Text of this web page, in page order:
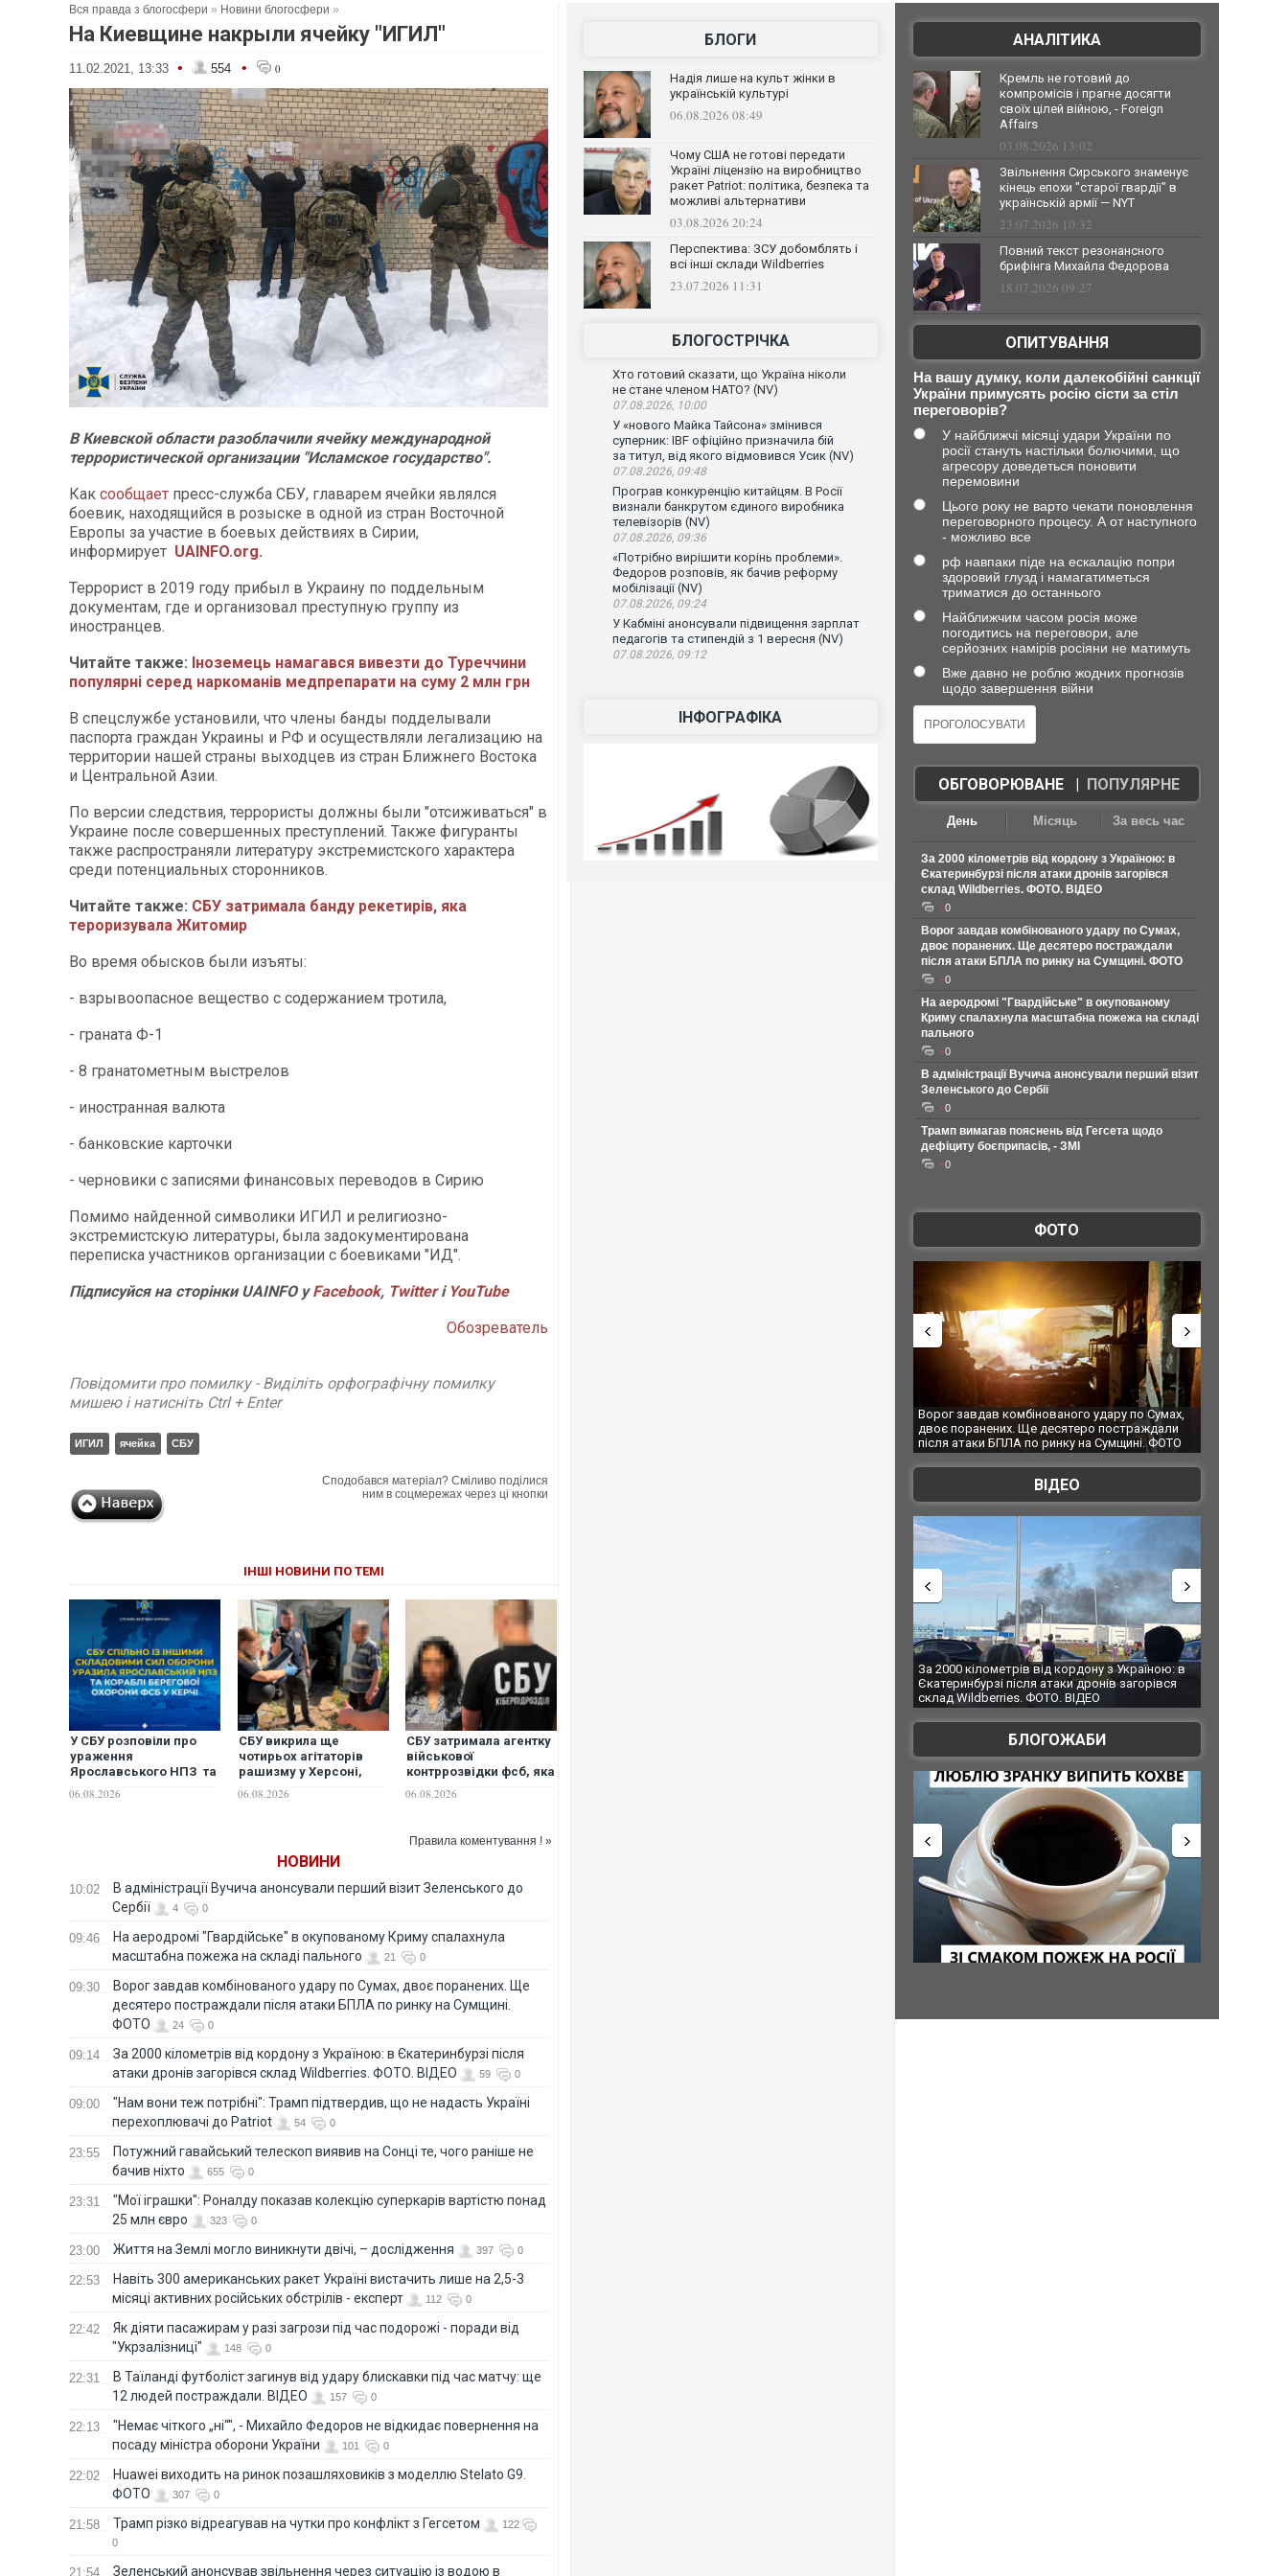
Вся правда з блогосфери » Новини блогосфери »
На Киевщине накрыли ячейку "ИГИЛ"
11.02.2021, 13:33 • 554 • 0
В Киевской области разоблачили ячейку международной
террористической организации "Исламское государство".
Как сообщает пресс-служба СБУ, главарем ячейки являлся
боевик, находящийся в розыске в одной из стран Восточной
Европы за участие в боевых действиях в Сирии,
информирует UAINFO.org.
Террорист в 2019 году прибыл в Украину по поддельным
документам, где и организовал преступную группу из
иностранцев.
Читайте также: Іноземець намагався вивезти до Туреччини
популярні серед наркоманів медпрепарати на суму 2 млн грн
В спецслужбе установили, что члены банды подделывали
паспорта граждан Украины и РФ и осуществляли легализацию на
территории нашей страны выходцев из стран Ближнего Востока
и Центральной Азии.
По версии следствия, террористы должны были "отсиживаться" в
Украине после совершенных преступлений. Также фигуранты
также распространяли литературу экстремистского характера
среди потенциальных сторонников.
Читайте также: СБУ затримала банду рекетирів, яка
тероризувала Житомир
Во время обысков были изъяты:
- взрывоопасное вещество с содержанием тротила,
- граната Ф-1
- 8 гранатометным выстрелов
- иностранная валюта
- банковские карточки
- черновики с записями финансовых переводов в Сирию
Помимо найденной символики ИГИЛ и религиозно-
экстремистскую литературы, была задокументирована
переписка участников организации с боевиками "ИД".
Підписуйся на сторінки UAINFO уFacebook, Twitter і YouTube
Обозреватель
Повідомити про помилку - Виділіть орфографічну помилку
мишею і натисніть Ctrl + Enter
ИГИЛ ячейка СБУ
Сподобався матеріал? Сміливо поділися
ним в соцмережах через ці кнопки
ІНШІ НОВИНИ ПО ТЕМІ
У СБУ розповіли про
ураження
Ярославського НПЗ та
охорони фсб у Керчі
06.08.2026
СБУ викрила ще
чотирьох агітаторів
рашизму у Херсоні,
Сумщині
06.08.2026
СБУ затримала агентку
військової
контррозвідки фсб, яка
на Дніпропетровщині
06.08.2026
Правила коментування ! »
НОВИНИ
10:02
В адміністрації Вучича анонсували перший візит Зеленського до
Сербії
4 0
09:46
На аеродромі "Гвардійське" в окупованому Криму спалахнула
масштабна пожежа на складі пального
21 0
09:30
Ворог завдав комбінованого удару по Сумах, двоє поранених. Ще
десятеро постраждали після атаки БПЛА по ринку на Сумщині.
ФОТО
24 0
09:14
За 2000 кілометрів від кордону з Україною: в Єкатеринбурзі після
атаки дронів загорівся склад Wildberries. ФОТО. ВІДЕО
59 0
09:00
"Нам вони теж потрібні": Трамп підтвердив, що не надасть Україні
перехоплювачі до Patriot
54 0
23:55
Потужний гавайський телескоп виявив на Сонці те, чого раніше не
бачив ніхто
655 0
23:31
"Мої іграшки": Роналду показав колекцію суперкарів вартістю понад
25 млн євро
323 0
23:00 Життя на Землі могло виникнути двічі, – дослідження 397 0
22:53
Навіть 300 американських ракет Україні вистачить лише на 2,5-3
місяці активних російських обстрілів - експерт
112 0
22:42
Як діяти пасажирам у разі загрози під час подорожі - поради від
"Укрзалізниці"
148 0
22:31
В Таїланді футболіст загинув від удару блискавки під час матчу: ще
12 людей постраждали. ВІДЕО
157 0
22:13
"Немає чіткого „ні“", - Михайло Федоров не відкидає повернення на
посаду міністра оборони України
101 0
22:02
Huawei виходить на ринок позашляховиків з моделлю Stelato G9.
ФОТО
307 0
21:58 Трамп різко відреагував на чутки про конфлікт з Гегсетом
122
0
21:54
Зеленський анонсував звільнення через ситуацію із водою в
БЛОГИ
Надія лише на культ жінки в
українській культурі
06.08.2026 08:49
Чому США не готові передати
Україні ліцензію на виробництво
ракет Patriot: політика, безпека та
можливі альтернативи
03.08.2026 20:24
Перспектива: ЗСУ добомблять і
всі інші склади Wildberries
23.07.2026 11:31
БЛОГОСТРІЧКА
Хто готовий сказати, що Україна ніколи
не стане членом НАТО? (NV)
07.08.2026, 10:00
У «нового Майка Тайсона» змінився
суперник: IBF офіційно призначила бій
за титул, від якого відмовився Усик (NV)
07.08.2026, 09:48
Програв конкуренцію китайцям. В Росії
визнали банкрутом єдиного виробника
телевізорів (NV)
07.08.2026, 09:36
«Потрібно вирішити корінь проблеми».
Федоров розповів, як бачив реформу
мобілізації (NV)
07.08.2026, 09:24
У Кабміні анонсували підвищення зарплат
педагогів та стипендій з 1 вересня (NV)
07.08.2026, 09:12
ІНФОГРАФІКА
АНАЛІТИКА
Кремль не готовий до
компромісів і прагне досягти
своїх цілей війною, - Foreign
Affairs
03.08.2026 13:02
Звільнення Сирського знаменує
кінець епохи "старої гвардії" в
українській армії — NYT
23.07.2026 10:32
Повний текст резонансного
брифінга Михайла Федорова
18.07.2026 09:27
ОПИТУВАННЯ
На вашу думку, коли далекобійні санкції
України примусять росію сісти за стіл
переговорів?
У найближчі місяці удари України по
росії стануть настільки болючими, що
агресору доведеться поновити
перемовини
Цього року не варто чекати поновлення
переговорного процесу. А от наступного
- можливо все
рф навпаки піде на ескалацію попри
здоровий глузд і намагатиметься
триматися до останнього
Найближчим часом росія може
погодитись на переговори, але
серйозних намірів росіяни не матимуть
Вже давно не роблю жодних прогнозів
щодо завершення війни
ОБГОВОРЮВАНЕ| ПОПУЛЯРНЕ
День Місяць За весь час
За 2000 кілометрів від кордону з Україною: в
Єкатеринбурзі після атаки дронів загорівся
склад Wildberries. ФОТО. ВІДЕО
0
Ворог завдав комбінованого удару по Сумах,
двоє поранених. Ще десятеро постраждали
після атаки БПЛА по ринку на Сумщині. ФОТО
0
На аеродромі "Гвардійське" в окупованому
Криму спалахнула масштабна пожежа на складі
пального
0
В адміністрації Вучича анонсували перший візит
Зеленського до Сербії
0
Трамп вимагав пояснень від Гегсета щодо
дефіциту боєприпасів, - ЗМІ
0
ФОТО
За 2000 кілометрів від кордону з Україною: в
Єкатеринбурзі після атаки дронів загорівся
склад Wildberries. ФОТО. ВІДЕО
ВІДЕО
В Таїланді футболіст загинув від удару
блискавки під час матчу: ще 12 людей
постраждали. ВІДЕО
БЛОГОЖАБИ